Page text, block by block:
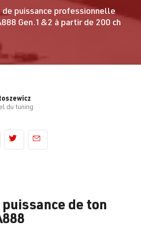
puissance professionnelle
Gen.1&2 à partir de 200 ch
du tuning
de ton